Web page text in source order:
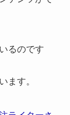
るのです
ます。